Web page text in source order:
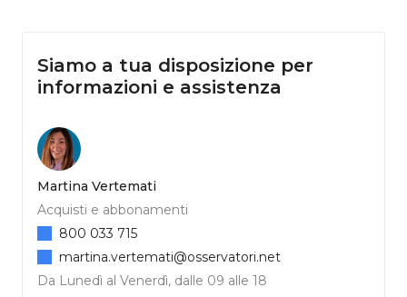
Siamo a tua disposizione per
informazioni e assistenza
Martina Vertemati
Acquisti e abbonamenti
Da Lunedì al Venerdì, dalle 09 alle 18
800 033 715
martina.vertemati@osservatori.net